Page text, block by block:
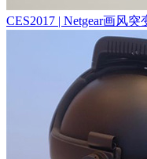
CES2017 | Netgear画风